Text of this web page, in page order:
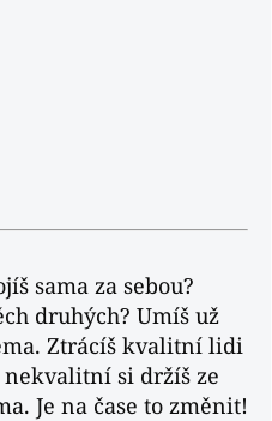
sama za sebou?
druhých? Umíš už
Ztrácíš kvalitní lidi
si držíš ze
Je na čase to změnit!